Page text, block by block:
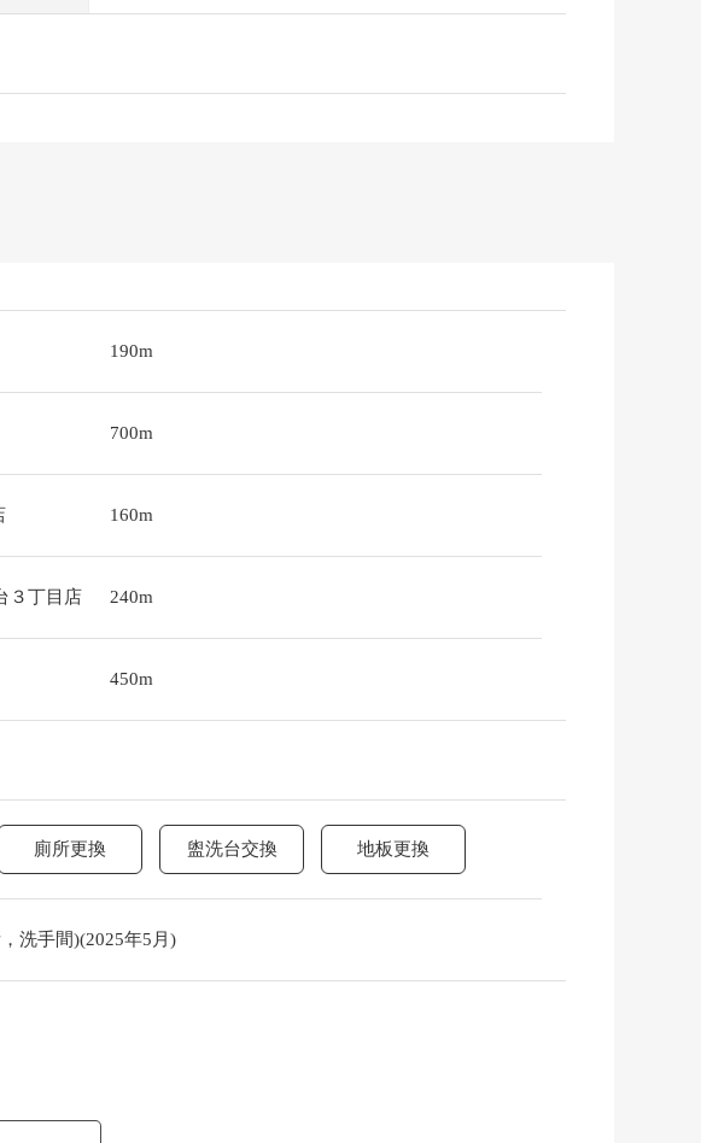
190m
700m
160m
３丁目店 240m
450m
廁所更換 盥洗台交換 地板更換
洗手間)(2025年5月)